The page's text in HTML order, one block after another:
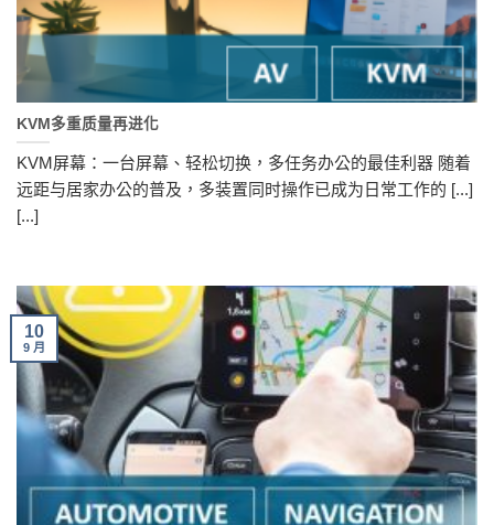
KVM多重质量再进化
KVM屏幕：一台屏幕、轻松切换，多任务办公的最佳利器 随着
远距与居家办公的普及，多装置同时操作已成为日常工作的 [...]
[...]
10
9 月